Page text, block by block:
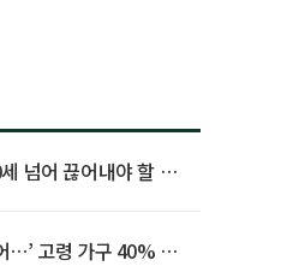
넘어 끊어내야 할 사
…’ 고령 가구 40% 노